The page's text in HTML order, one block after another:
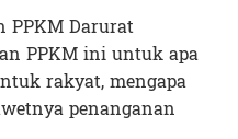
PPKM Darurat
PPKM ini untuk apa
rakyat, mengapa
penanganan